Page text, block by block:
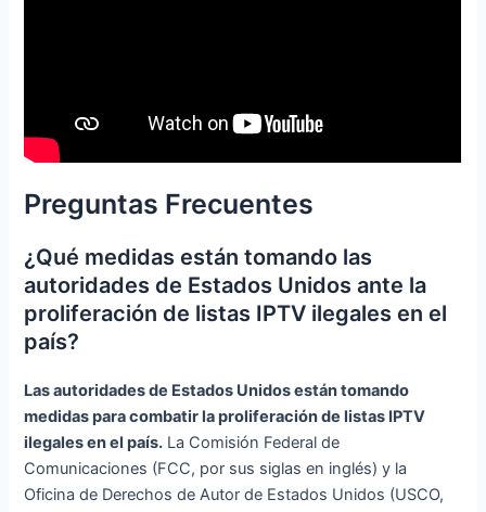
Preguntas Frecuentes
¿Qué medidas están tomando las
autoridades de Estados Unidos ante la
proliferación de listas IPTV ilegales en el
país?
Las autoridades de Estados Unidos están tomando
medidas para combatir la proliferación de listas IPTV
ilegales en el país. La Comisión Federal de
Comunicaciones (FCC, por sus siglas en inglés) y la
Oficina de Derechos de Autor de Estados Unidos (USCO,